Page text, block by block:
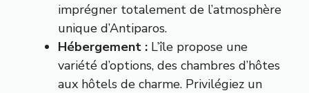
imprégner totalement de l’atmosphère
unique d’Antiparos.
Hébergement : L’île propose une
variété d’options, des chambres d’hôtes
aux hôtels de charme. Privilégiez un